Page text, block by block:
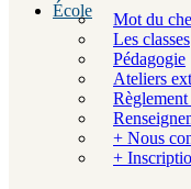
École
Mot du
Les classes
Pédagogie
Ateliers
+ Nous
+